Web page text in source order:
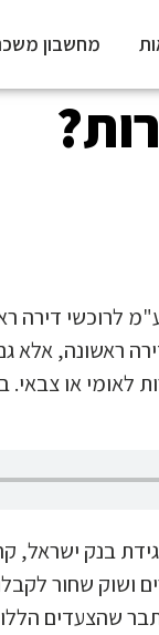
מחשבון
לרוכשי דירה
לאומי או
בנק ישראל,
ושוק שחור
שהצעדים